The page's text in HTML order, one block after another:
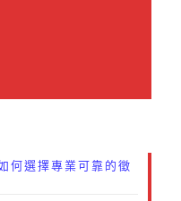
何選擇專業可靠的徵